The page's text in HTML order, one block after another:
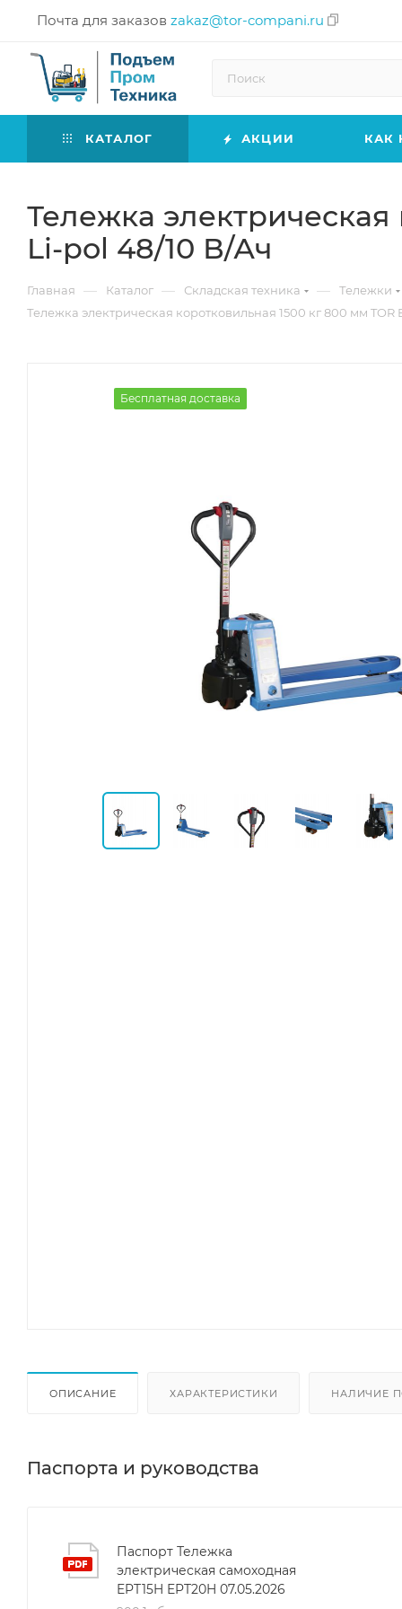
Почта для заказов zakaz@tor-compani.ru
КАТАЛОГ АКЦИИ КАК
Тележка электрическая
Li-pol 48/10 В/Ач
Главная — Каталог — Складская техника — Тележки
Тележка электрическая коротковильная 1500 кг 800 мм TOR
Бесплатная доставка
ОПИСАНИЕ ХАРАКТЕРИСТИКИ НАЛИЧИЕ
Паспорта и руководства
Паспорт Тележка
электрическая самоходная
EPT15H EPT20H 07.05.2026